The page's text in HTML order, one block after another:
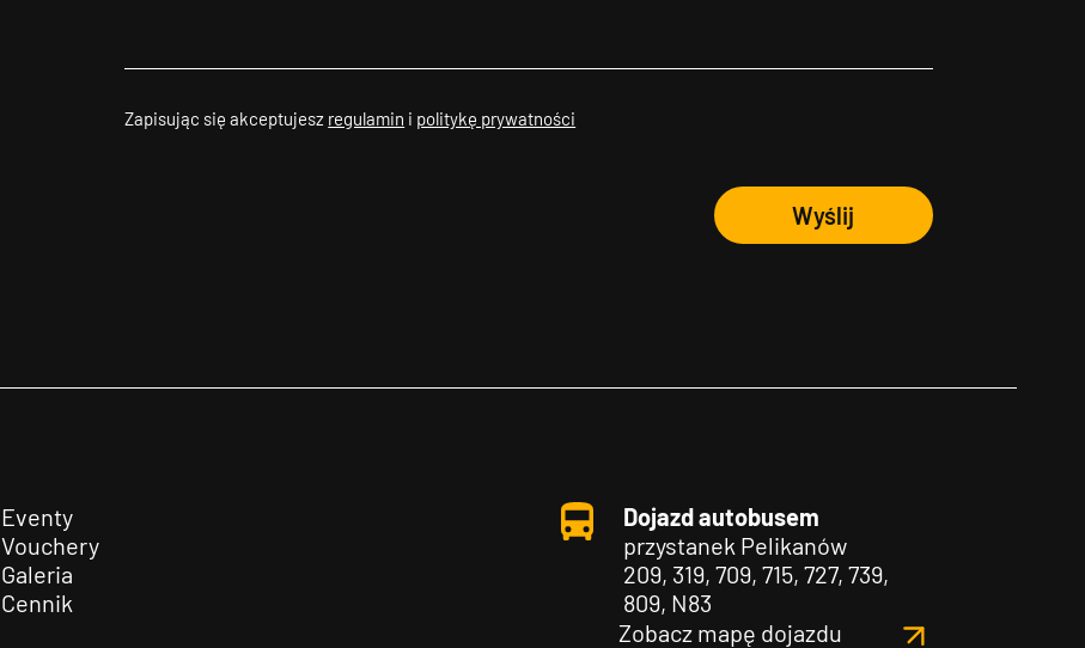
Zapisując się akceptujesz regulamin i politykę prywatności
Wyślij
Eventy
Vouchery
Galeria
Cennik
Dojazd autobusem
przystanek Pelikanów
209, 319, 709, 715, 727, 739,
809, N83
Zobacz mapę dojazdu